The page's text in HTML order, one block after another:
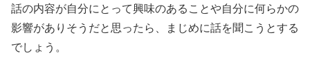
話の内容が自分にとって興味のあることや自分に何らかの
影響がありそうだと思ったら、まじめに話を聞こうとする
でしょう。